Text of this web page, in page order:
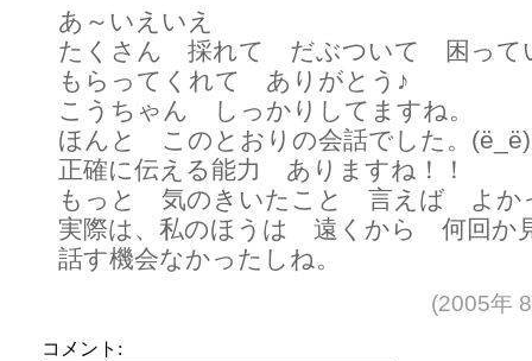
あ～いえいえ
たくさん 採れて だぶついて 困って
もらってくれて ありがとう♪
こうちゃん しっかりしてますね。
ほんと このとおりの会話でした。(ё_ё)
正確に伝える能力 ありますね！！
もっと 気のきいたこと 言えば よか
実際は、私のほうは 遠くから 何回か
話す機会なかったしね。
(2005年
コメント: